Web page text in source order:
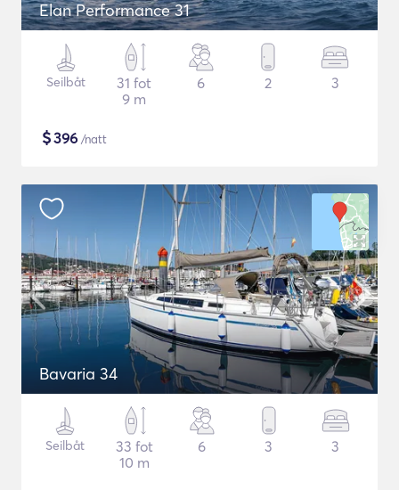
Elan Performance 31
Seilbåt
31 fot
9 m
6 2 3
$396 /natt
Bavaria 34
Seilbåt
33 fot
10 m
6 3 3